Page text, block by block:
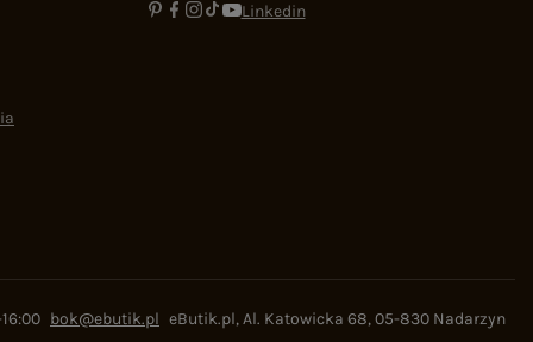
Linkedin
bok@ebutik.pl eButik.pl,Al. Katowicka 68,05-830 Nadarzyn